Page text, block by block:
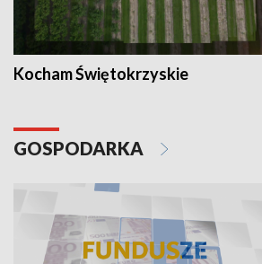
Kocham Świętokrzyskie
GOSPODARKA